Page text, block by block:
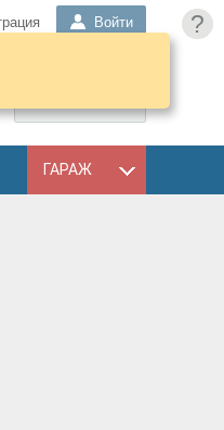
?
Войти
ГАРАЖ